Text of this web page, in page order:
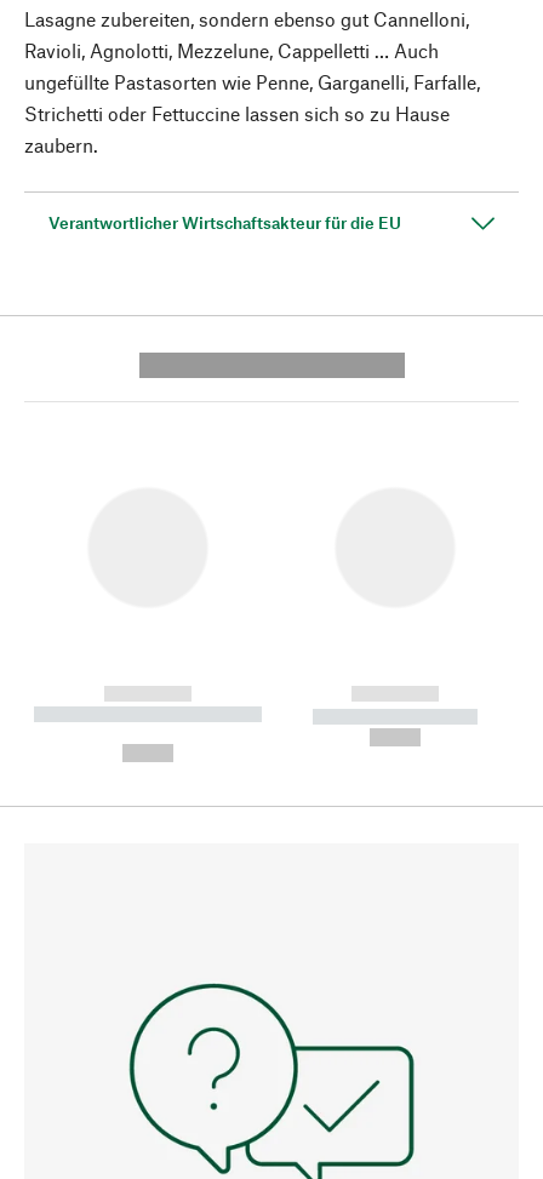
Lasagne zubereiten, sondern ebenso gut Cannelloni,
Ravioli, Agnolotti, Mezzelune, Cappelletti … Auch
ungefüllte Pastasorten wie Penne, Garganelli, Farfalle,
Strichetti oder Fettuccine lassen sich so zu Hause
zaubern.
Verantwortlicher Wirtschaftsakteur für die EU
------------
----------- ----------- --------
------------
----------- -----------